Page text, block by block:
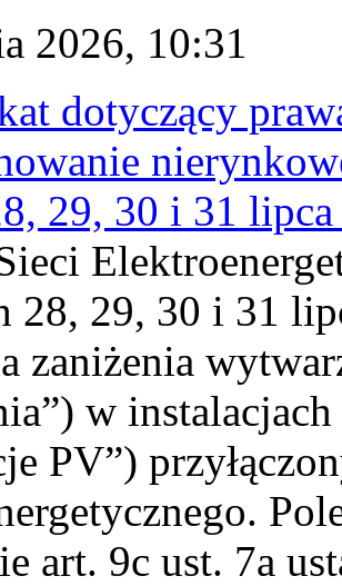
2026, 10:31
dotyczący
29, 30 i 31
28, 29, 30 i 31
zaniżenia
w
PV”)
art. 9c ust. 7a